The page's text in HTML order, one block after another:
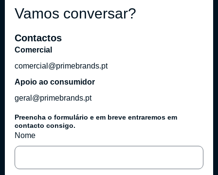
Vamos conversar?
Contactos
Comercial
comercial@primebrands.pt
Apoio ao consumidor
geral@primebrands.pt
Preencha o formulário e em breve entraremos em
contacto consigo.
Nome